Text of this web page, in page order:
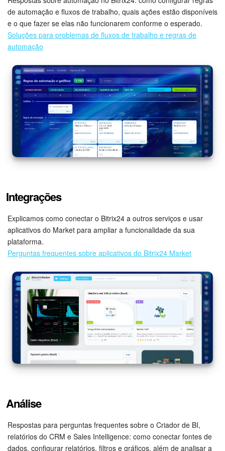
de automação e fluxos de trabalho, quais ações estão disponíveis
e o que fazer se elas não funcionarem conforme o esperado.
Soluções para problemas de fluxos de trabalho e regras de
automação
Integrações
Explicamos como conectar o Bitrix24 a outros serviços e usar
aplicativos do Market para ampliar a funcionalidade da sua
plataforma.
Perguntas frequentes sobre aplicativos do Bitrix24 Market
Análise
Respostas para perguntas frequentes sobre o Criador de BI,
relatórios do CRM e Sales Intelligence: como conectar fontes de
dados, configurar relatórios, filtros e gráficos, além de analisar a